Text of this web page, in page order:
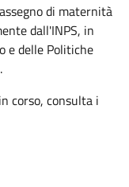
di maternità
dall'INPS, in
e delle Politiche
corso, consulta i